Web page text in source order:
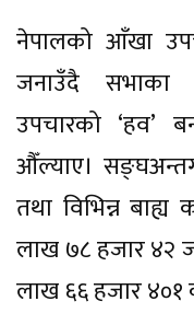
नेपालको आँखा
जनाउँदै सभाका
उपचारको ‘हव’
औँल्याए।
तथा विभिन्न बाह्य
लाख ७८ हजार ४२
लाख ६६ हजार ४०१